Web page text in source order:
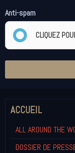
Anti-spam
CLIQUEZ
ACCUEIL
ALL AROUND THE
DOSSIER DE